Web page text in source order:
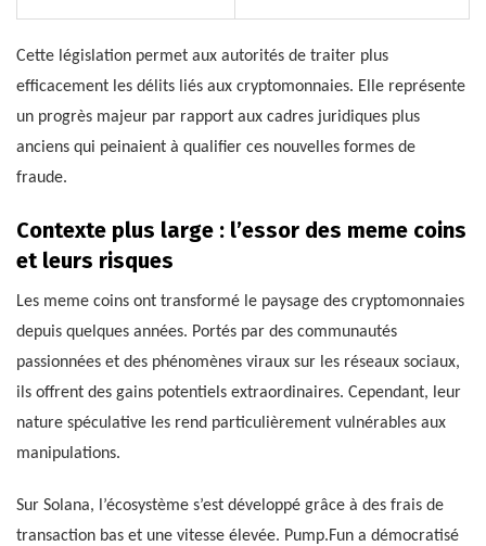
Cette législation permet aux autorités de traiter plus
efficacement les délits liés aux cryptomonnaies. Elle représente
un progrès majeur par rapport aux cadres juridiques plus
anciens qui peinaient à qualifier ces nouvelles formes de
fraude.
Contexte plus large : l’essor des meme coins
et leurs risques
Les meme coins ont transformé le paysage des cryptomonnaies
depuis quelques années. Portés par des communautés
passionnées et des phénomènes viraux sur les réseaux sociaux,
ils offrent des gains potentiels extraordinaires. Cependant, leur
nature spéculative les rend particulièrement vulnérables aux
manipulations.
Sur Solana, l’écosystème s’est développé grâce à des frais de
transaction bas et une vitesse élevée. Pump.Fun a démocratisé